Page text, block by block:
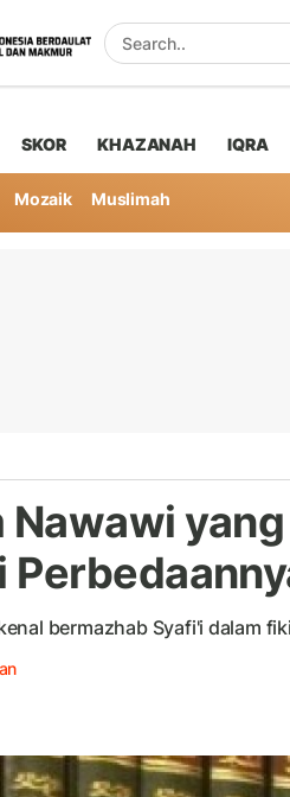
SKOR KHAZANAH IQRA
Mozaik Muslimah
Nawawi
bermazhab Syafi'i dalam